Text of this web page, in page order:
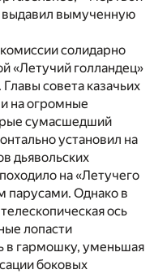
выдавил вымученную
солидарно
«Летучий голландец»
совета казачьих
на огромные
сумасшедший
установил на
дьявольских
на «Летучего
парусами. Однако в
ось
лопасти
в гармошку, уменьшая
боковых